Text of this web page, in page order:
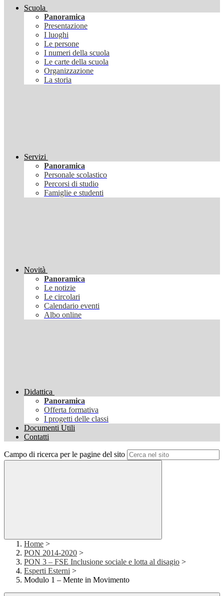
Scuola
Panoramica
Presentazione
I luoghi
Le persone
I numeri della scuola
Le carte della scuola
Organizzazione
La storia
Servizi
Panoramica
Personale scolastico
Percorsi di studio
Famiglie e studenti
Novità
Panoramica
Le notizie
Le circolari
Calendario eventi
Albo online
Didattica
Panoramica
Offerta formativa
I progetti delle classi
Documenti Utili
Contatti
Campo di ricerca per le pagine del sito
Home >
PON 2014-2020 >
PON 3 – FSE Inclusione sociale e lotta al disagio >
Esperti Esterni >
Modulo 1 – Mente in Movimento